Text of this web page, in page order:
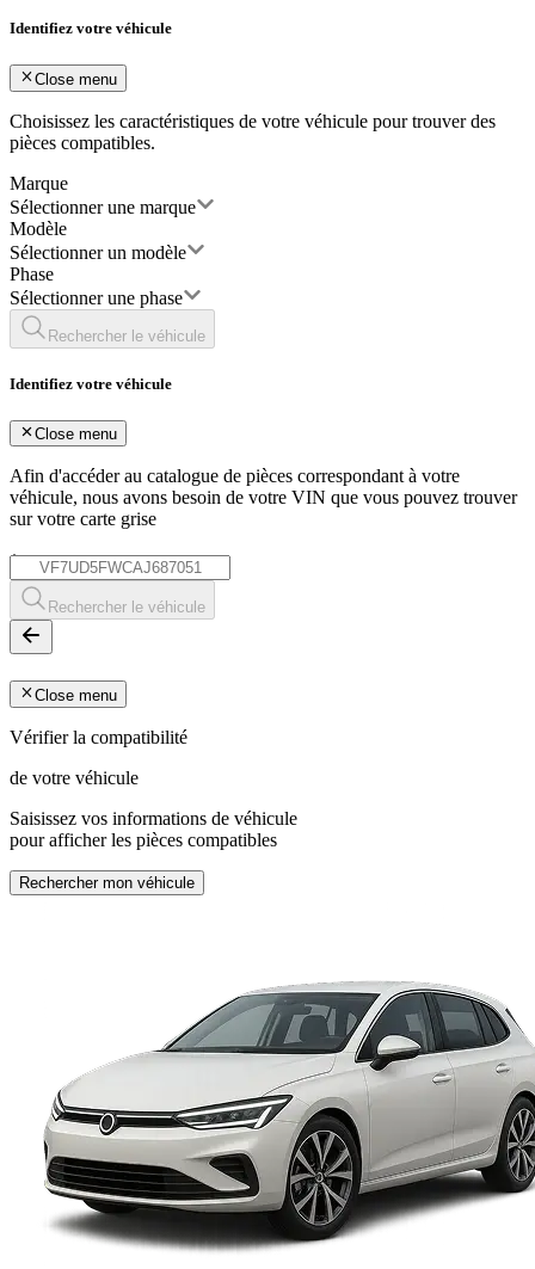
Identifiez votre véhicule
Close menu
Choisissez les caractéristiques de votre véhicule pour trouver des
pièces compatibles.
Marque
Sélectionner une marque
Modèle
Sélectionner un modèle
Phase
Sélectionner une phase
Rechercher le véhicule
Identifiez votre véhicule
Close menu
Afin d'accéder au catalogue de pièces correspondant à votre
véhicule, nous avons besoin de votre VIN que vous pouvez trouver
sur votre carte grise
*
Rechercher le véhicule
Close menu
Vérifier la compatibilité
de votre véhicule
Saisissez vos informations de véhicule
pour afficher les pièces compatibles
Rechercher mon véhicule